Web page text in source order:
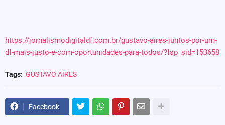
https://jornalismodigitaldf.com.br/gustavo-aires-juntos-por-um-
df-mais-justo-e-com-oportunidades-para-todos/?fsp_sid=153658
Tags: GUSTAVO AIRES
Facebook